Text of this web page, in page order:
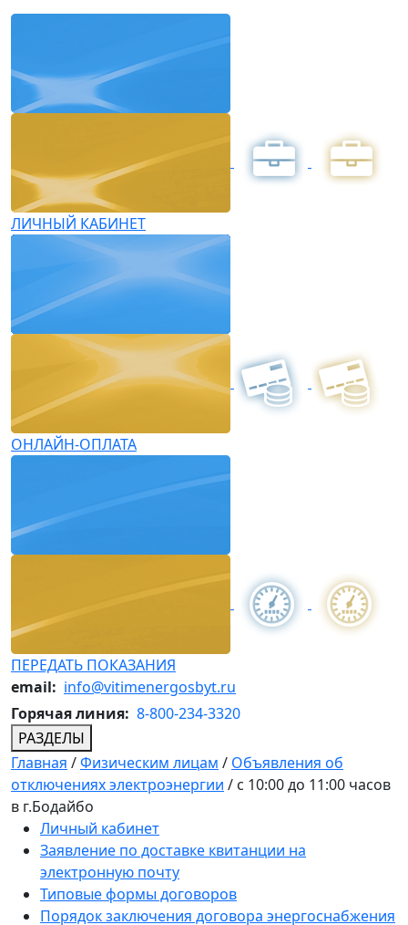
ЛИЧНЫЙ КАБИНЕТ
ОНЛАЙН-ОПЛАТА
ПЕРЕДАТЬ ПОКАЗАНИЯ
email: info@vitimenergosbyt.ru
Горячая линия: 8-800-234-3320
РАЗДЕЛЫ
Главная /Физическим лицам / Объявления об
отключениях электроэнергии / с 10:00 до 11:00 часов
в г.Бодайбо
Личный кабинет
Заявление по доставке квитанции на
электронную почту
Типовые формы договоров
Порядок заключения договора энергоснабжения